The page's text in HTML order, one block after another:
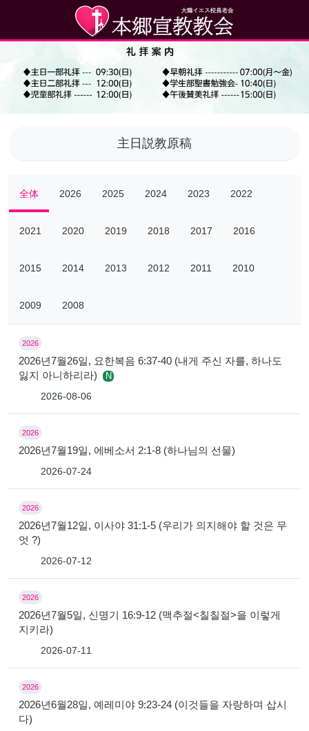
主日説教原稿
全体 2026 2025 2024 2023 2022
2021 2020 2019 2018 2017 2016
2015 2014 2013 2012 2011 2010
2009 2008
2026
2026년7월26일, 요한복음 6:37-40 (내게 주신 자를, 하나도
잃지 아니하리라)
N
2026-08-06
2026
2026년7월19일, 에베소서 2:1-8 (하나님의 선물)
2026-07-24
2026
2026년7월12일, 이사야 31:1-5 (우리가 의지해야 할 것은 무
엇 ?)
2026-07-12
2026
2026년7월5일, 신명기 16:9-12 (맥추절<칠칠절>을 이렇게
지키라)
2026-07-11
2026
2026년6월28일, 예레미야 9:23-24 (이것들을 자랑하며 삽시
다)